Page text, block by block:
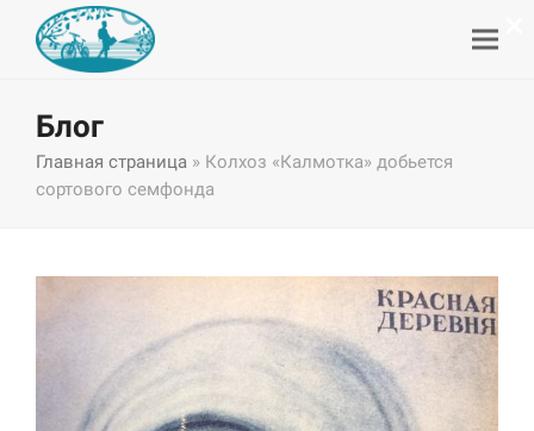
Блог
Главная страница » Колхоз «Калмотка» добьется
сортового семфонда